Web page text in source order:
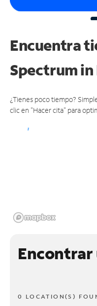
Encuentra
Spectrumin
¿Tienes poco tiempo?
clic en "Hacer cita" para
Encontrar
0 LOCATION(S)